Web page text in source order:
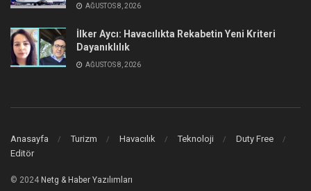
AĞUSTOS 8, 2026
İlker Aycı: Havacılıkta Rekabetin Yeni Kriteri
Dayanıklılık
AĞUSTOS 8, 2026
Anasayfa Turizm Havacılık Teknoloji
Duty Free
Editör
© 2024 Netg & Haber Yazılımları